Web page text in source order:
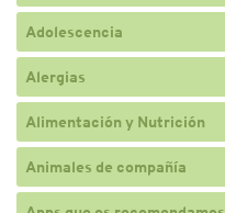
Adolescencia
Alergias
Alimentación y Nutrición
Animales de compañía